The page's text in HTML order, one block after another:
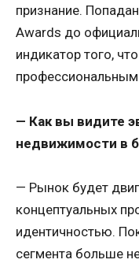
признание.
Awards до
индикатор того,
— Как вы видите
недвижимости в
— Рынок будет
концептуальных
идентичностью.
сегмента больше